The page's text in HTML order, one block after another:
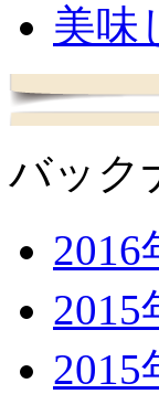
美味
バック
2016
2015
2015